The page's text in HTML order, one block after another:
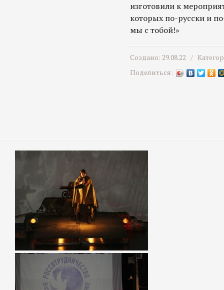
изготовили к
которых по-русски и
мы с тобой!»
Создано: 29.08.22 /
Поделиться: